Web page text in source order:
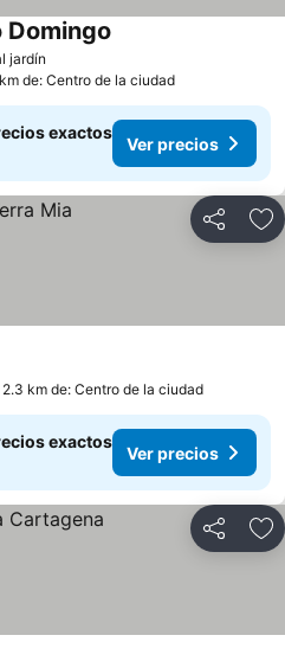
jardín
Domingo
de: Centro de la ciudad
exactos
Ver precios
Compartir
2.3 km de: Centro de la ciudad
exactos
Ver precios
Compartir